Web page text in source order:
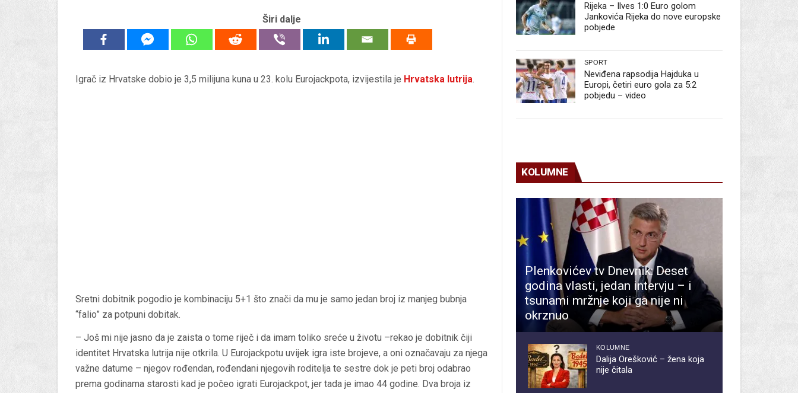
Širi dalje
Igrač iz Hrvatske dobio je 3,5 milijuna kuna u 23. kolu Eurojackpota, izvijestila je Hrvatska lutrija.
Sretni dobitnik pogodio je kombinaciju 5+1 što znači da mu je samo jedan broj iz manjeg bubnja
“falio” za potpuni dobitak.
– Još mi nije jasno da je zaista o tome riječ i da imam toliko sreće u životu –rekao je dobitnik čiji
identitet Hrvatska lutrija nije otkrila. U Eurojackpotu uvijek igra iste brojeve, a oni označavaju za njega
važne datume – njegov rođendan, rođendani njegovih roditelja te sestre dok je peti broj odabrao
prema godinama starosti kad je počeo igrati Eurojackpot, jer tada je imao 44 godine. Dva broja iz
Rijeka – Ilves 1:0 Euro golom
Jankovića Rijeka do nove europske
pobjede
SPORT
Neviđena rapsodija Hajduka u
Europi, četiri euro gola za 5:2
pobjedu – video
KOLUMNE
Plenkovićev tv Dnevnik: Deset
godina vlasti, jedan intervju – i
tsunami mržnje koji ga nije ni
okrznuo
KOLUMNE
Dalija Orešković – žena koja
nije čitala